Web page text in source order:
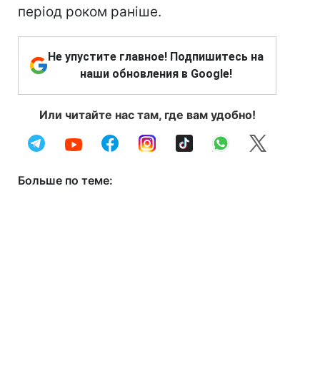
період роком раніше.
Не упустите главное! Подпишитесь на
наши обновления в Google!
Или читайте нас там, где вам удобно!
Больше по теме: